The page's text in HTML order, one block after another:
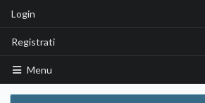
Login
Registrati
Menu